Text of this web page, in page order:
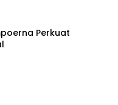
Perkuat